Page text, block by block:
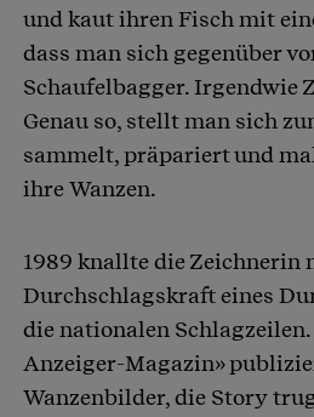
und kaut ihren Fisch mit
dass man sich gegenüber
Schaufelbagger. Irgendwie
Genau so, stellt man sich
sammelt, präpariert und
ihre Wanzen.
1989 knallte die Zeichnerin
Durchschlagskraft eines
die nationalen Schlagzeilen.
Anzeiger-Magazin»
Wanzenbilder, die Story